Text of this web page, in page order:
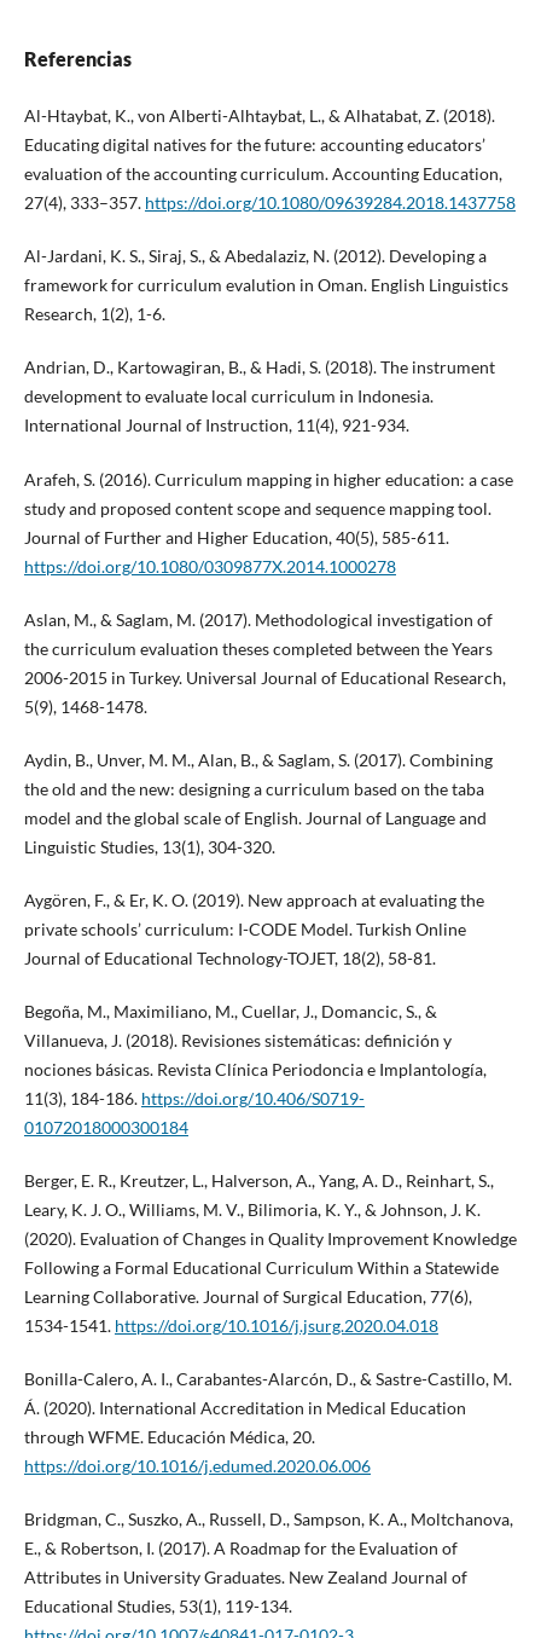
Referencias
Al-Htaybat, K., von Alberti-Alhtaybat, L., & Alhatabat, Z. (2018).
Educating digital natives for the future: accounting educators’
evaluation of the accounting curriculum. Accounting Education,
27(4), 333–357. https://doi.org/10.1080/09639284.2018.1437758
Al-Jardani, K. S., Siraj, S., & Abedalaziz, N. (2012). Developing a
framework for curriculum evalution in Oman. English Linguistics
Research, 1(2), 1-6.
Andrian, D., Kartowagiran, B., & Hadi, S. (2018). The instrument
development to evaluate local curriculum in Indonesia.
International Journal of Instruction, 11(4), 921-934.
Arafeh, S. (2016). Curriculum mapping in higher education: a case
study and proposed content scope and sequence mapping tool.
Journal of Further and Higher Education, 40(5), 585-611.
https://doi.org/10.1080/0309877X.2014.1000278
Aslan, M., & Saglam, M. (2017). Methodological investigation of
the curriculum evaluation theses completed between the Years
2006-2015 in Turkey. Universal Journal of Educational Research,
5(9), 1468-1478.
Aydin, B., Unver, M. M., Alan, B., & Saglam, S. (2017). Combining
the old and the new: designing a curriculum based on the taba
model and the global scale of English. Journal of Language and
Linguistic Studies, 13(1), 304-320.
Aygören, F., & Er, K. O. (2019). New approach at evaluating the
private schools’ curriculum: I-CODE Model. Turkish Online
Journal of Educational Technology-TOJET, 18(2), 58-81.
Begoña, M., Maximiliano, M., Cuellar, J., Domancic, S., &
Villanueva, J. (2018). Revisiones sistemáticas: definición y
nociones básicas. Revista Clínica Periodoncia e Implantología,
11(3), 184-186. https://doi.org/10.406/S0719-
01072018000300184
Berger, E. R., Kreutzer, L., Halverson, A., Yang, A. D., Reinhart, S.,
Leary, K. J. O., Williams, M. V., Bilimoria, K. Y., & Johnson, J. K.
(2020). Evaluation of Changes in Quality Improvement Knowledge
Following a Formal Educational Curriculum Within a Statewide
Learning Collaborative. Journal of Surgical Education, 77(6),
1534-1541. https://doi.org/10.1016/j.jsurg.2020.04.018
Bonilla-Calero, A. I., Carabantes-Alarcón, D., & Sastre-Castillo, M.
Á. (2020). International Accreditation in Medical Education
through WFME. Educación Médica, 20.
https://doi.org/10.1016/j.edumed.2020.06.006
Bridgman, C., Suszko, A., Russell, D., Sampson, K. A., Moltchanova,
E., & Robertson, I. (2017). A Roadmap for the Evaluation of
Attributes in University Graduates. New Zealand Journal of
Educational Studies, 53(1), 119-134.